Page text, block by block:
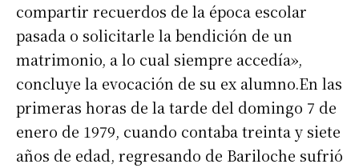
compartir recuerdos de la época escolar
pasada o solicitarle la bendición de un
matrimonio, a lo cual siempre accedía»,
concluye la evocación de su ex alumno.En las
primeras horas de la tarde del domingo 7 de
enero de 1979, cuando contaba treinta y siete
años de edad, regresando de Bariloche sufrió